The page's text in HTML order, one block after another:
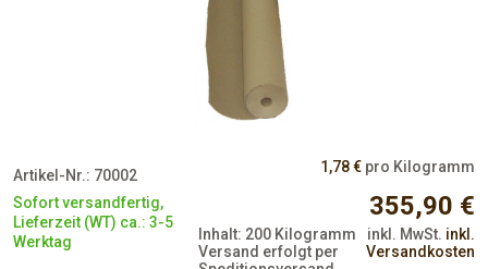
Artikel-Nr.: 70002 1,78 € pro Kilogramm
Sofort versandfertig,
Lieferzeit (WT) ca.: 3-5
Werktag
355,90 €
Inhalt: 200 Kilogramm
Versand erfolgt per
inkl. MwSt. inkl.
Versandkosten